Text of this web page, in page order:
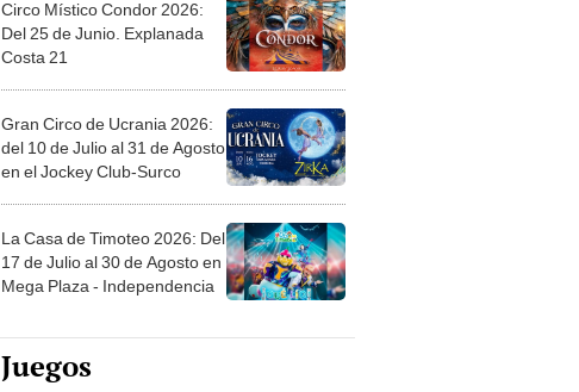
Circo Místico Condor 2026:
Del 25 de Junio. Explanada
Costa 21
Gran Circo de Ucrania 2026:
del 10 de Julio al 31 de Agosto
en el Jockey Club-Surco
La Casa de Timoteo 2026: Del
17 de Julio al 30 de Agosto en
Mega Plaza - Independencia
Juegos